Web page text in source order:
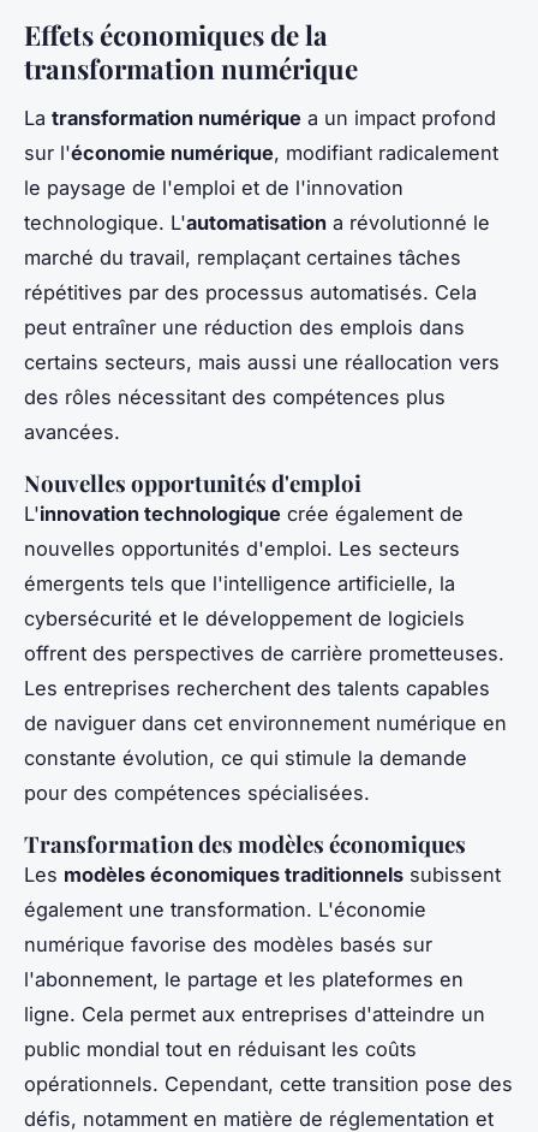
Effets économiques de la
transformation numérique
La transformation numérique a un impact profond
sur l'économie numérique, modifiant radicalement
le paysage de l'emploi et de l'innovation
technologique. L'automatisation a révolutionné le
marché du travail, remplaçant certaines tâches
répétitives par des processus automatisés. Cela
peut entraîner une réduction des emplois dans
certains secteurs, mais aussi une réallocation vers
des rôles nécessitant des compétences plus
avancées.
Nouvelles opportunités d'emploi
L'innovation technologique crée également de
nouvelles opportunités d'emploi. Les secteurs
émergents tels que l'intelligence artificielle, la
cybersécurité et le développement de logiciels
offrent des perspectives de carrière prometteuses.
Les entreprises recherchent des talents capables
de naviguer dans cet environnement numérique en
constante évolution, ce qui stimule la demande
pour des compétences spécialisées.
Transformation des modèles économiques
Les modèles économiques traditionnels subissent
également une transformation. L'économie
numérique favorise des modèles basés sur
l'abonnement, le partage et les plateformes en
ligne. Cela permet aux entreprises d'atteindre un
public mondial tout en réduisant les coûts
opérationnels. Cependant, cette transition pose des
défis, notamment en matière de réglementation et